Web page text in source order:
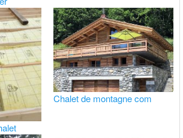
Chalet de montagne com